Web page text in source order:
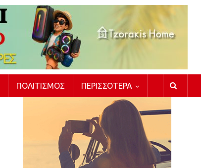
ΠΟΛΙΤΙΣΜΌΣ ΠΕΡΙΣΣΌΤΕΡΑ